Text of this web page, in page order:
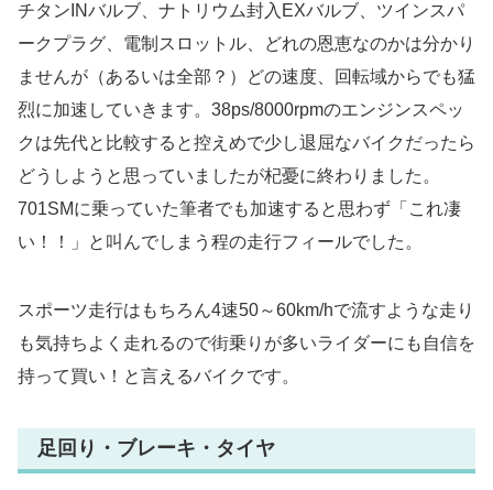
チタンINバルブ、ナトリウム封入EXバルブ、ツインスパ
ークプラグ、電制スロットル、どれの恩恵なのかは分かり
ませんが（あるいは全部？）どの速度、回転域からでも猛
烈に加速していきます。38ps/8000rpmのエンジンスペッ
クは先代と比較すると控えめで少し退屈なバイクだったら
どうしようと思っていましたが杞憂に終わりました。
701SMに乗っていた筆者でも加速すると思わず「これ凄
い！！」と叫んでしまう程の走行フィールでした。
スポーツ走行はもちろん4速50～60km/hで流すような走り
も気持ちよく走れるので街乗りが多いライダーにも自信を
持って買い！と言えるバイクです。
足回り・ブレーキ・タイヤ